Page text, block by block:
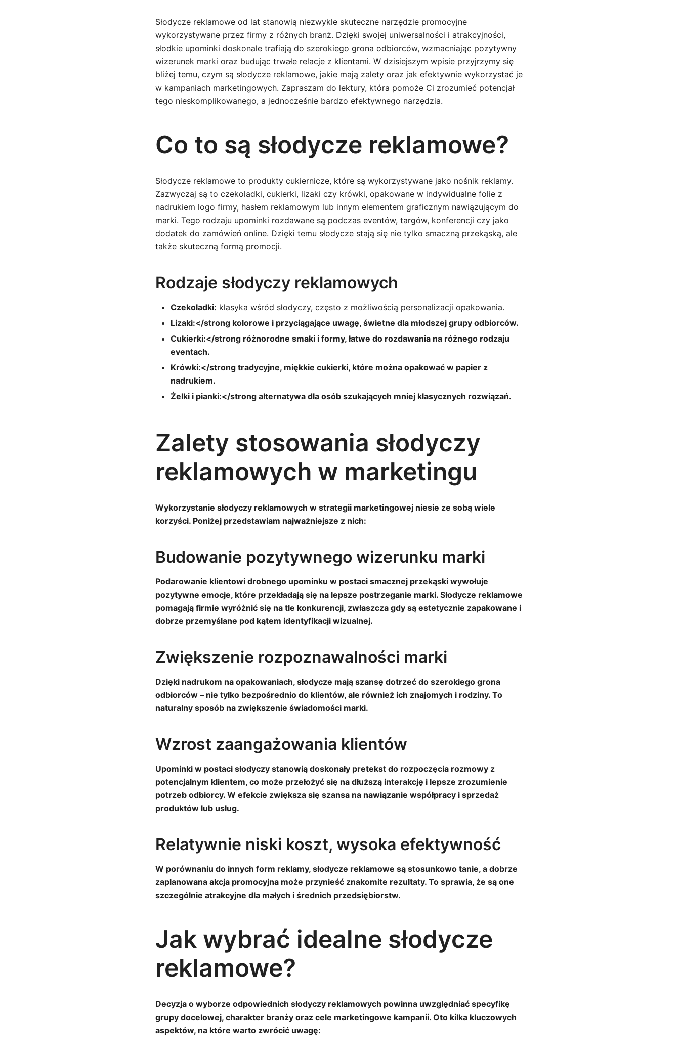
Słodycze reklamowe od lat stanowią niezwykle skuteczne narzędzie promocyjne
wykorzystywane przez firmy z różnych branż. Dzięki swojej uniwersalności i atrakcyjności,
słodkie upominki doskonale trafiają do szerokiego grona odbiorców, wzmacniając pozytywny
wizerunek marki oraz budując trwałe relacje z klientami. W dzisiejszym wpisie przyjrzymy się
bliżej temu, czym są słodycze reklamowe, jakie mają zalety oraz jak efektywnie wykorzystać je
w kampaniach marketingowych. Zapraszam do lektury, która pomoże Ci zrozumieć potencjał
tego nieskomplikowanego, a jednocześnie bardzo efektywnego narzędzia.
Co to są słodycze reklamowe?
Słodycze reklamowe to produkty cukiernicze, które są wykorzystywane jako nośnik reklamy.
Zazwyczaj są to czekoladki, cukierki, lizaki czy krówki, opakowane w indywidualne folie z
nadrukiem logo firmy, hasłem reklamowym lub innym elementem graficznym nawiązującym do
marki. Tego rodzaju upominki rozdawane są podczas eventów, targów, konferencji czy jako
dodatek do zamówień online. Dzięki temu słodycze stają się nie tylko smaczną przekąską, ale
także skuteczną formą promocji.
Rodzaje słodyczy reklamowych
Czekoladki: klasyka wśród słodyczy, często z możliwością personalizacji opakowania.
Lizaki:</strong kolorowe i przyciągające uwagę, świetne dla młodszej grupy odbiorców.
Cukierki:</strong różnorodne smaki i formy, łatwe do rozdawania na różnego rodzaju
eventach.
Krówki:</strong tradycyjne, miękkie cukierki, które można opakować w papier z
nadrukiem.
Żelki i pianki:</strong alternatywa dla osób szukających mniej klasycznych rozwiązań.
Zalety stosowania słodyczy
reklamowych w marketingu
Wykorzystanie słodyczy reklamowych w strategii marketingowej niesie ze sobą wiele
korzyści. Poniżej przedstawiam najważniejsze z nich:
Budowanie pozytywnego wizerunku marki
Podarowanie klientowi drobnego upominku w postaci smacznej przekąski wywołuje
pozytywne emocje, które przekładają się na lepsze postrzeganie marki. Słodycze reklamowe
pomagają firmie wyróżnić się na tle konkurencji, zwłaszcza gdy są estetycznie zapakowane i
dobrze przemyślane pod kątem identyfikacji wizualnej.
Zwiększenie rozpoznawalności marki
Dzięki nadrukom na opakowaniach, słodycze mają szansę dotrzeć do szerokiego grona
odbiorców – nie tylko bezpośrednio do klientów, ale również ich znajomych i rodziny. To
naturalny sposób na zwiększenie świadomości marki.
Wzrost zaangażowania klientów
Upominki w postaci słodyczy stanowią doskonały pretekst do rozpoczęcia rozmowy z
potencjalnym klientem, co może przełożyć się na dłuższą interakcję i lepsze zrozumienie
potrzeb odbiorcy. W efekcie zwiększa się szansa na nawiązanie współpracy i sprzedaż
produktów lub usług.
Relatywnie niski koszt, wysoka efektywność
W porównaniu do innych form reklamy, słodycze reklamowe są stosunkowo tanie, a dobrze
zaplanowana akcja promocyjna może przynieść znakomite rezultaty. To sprawia, że są one
szczególnie atrakcyjne dla małych i średnich przedsiębiorstw.
Jak wybrać idealne słodycze
reklamowe?
Decyzja o wyborze odpowiednich słodyczy reklamowych powinna uwzględniać specyfikę
grupy docelowej, charakter branży oraz cele marketingowe kampanii. Oto kilka kluczowych
aspektów, na które warto zwrócić uwagę: